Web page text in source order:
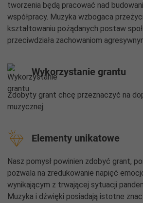
tworzenia będą pracować nad
współpracy. Muzyka wzbogaca
kształtowaniu pożądanych postaw
przeciwdziała zachowaniom
Wykorzystanie grantu
Zdobyty grant chcę przeznaczyć na
muzycznej.
Elementy unikatowe
Nasz pomysł powinien zdobyć grant,
pozwala na zredukowanie napięć
wynikającym z trwającej sytuacji
Muzyka i dźwięki posiadają istotne